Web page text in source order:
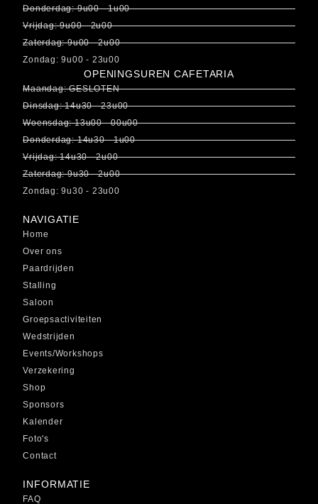
Donderdag: 9u00 - 1u00
Vrijdag: 9u00 - 2u00
Zaterdag: 9u00 - 2u00
Zondag: 9u00 - 23u00
OPENINGSUREN CAFETARIA
Maandag: GESLOTEN
Dinsdag: 14u30 - 23u00
Woensdag: 13u00 - 00u00
Donderdag: 14u30 - 1u00
Vrijdag: 14u30 - 2u00
Zaterdag: 9u30 - 2u00
Zondag: 9u30 - 23u00
NAVIGATIE
Home
Over ons
Paardrijden
Stalling
Saloon
Groepsactiviteiten
Wedstrijden
Events/Workshops
Verzekering
Shop
Sponsors
Kalender
Foto's
Contact
INFORMATIE
FAQ